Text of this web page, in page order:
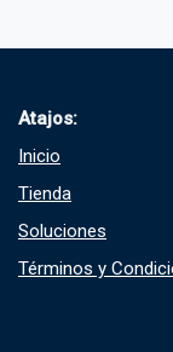
Atajos:
Inicio
Tienda
Soluciones​
Términos y